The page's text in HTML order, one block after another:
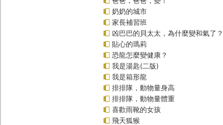
奶奶的城市
家長補習班
凶巴巴的貝太太，為什麼變和氣了？
貼心的瑪莉
恐龍怎麼變健康？
我是湯匙(二版)
我是箱形龍
排排隊，動物量身高
排排隊，動物量體重
喜歡雨靴的女孩
飛天狐猴